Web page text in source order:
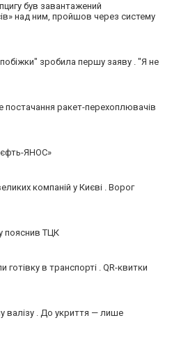
був завантажений
над ним, пройшов через систему
зробила першу заяву . "Я не
постачання ракет-перехоплювачів
ЯНОС»
компаній у Києві . Ворог
пояснив ТЦК
готівку в транспорті . QR-квитки
валізу . До укриття — лише